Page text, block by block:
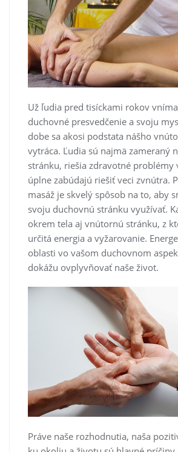
Už ľudia pred tisíckami rokov
duchovné presvedčenie a svoju
dobe sa akosi podstata nášho
vytráca. Ľudia sú najmä zameraný
stránku, riešia zdravotné problémy
úplne zabúdajú riešiť veci zvnútra.
masáž je skvelý spôsob na to, aby
svoju duchovnú stránku využívať.
okrem tela aj vnútornú stránku, z
určitá energia a vyžarovanie.
oblasti vo vašom duchovnom
dokážu ovplyvňovať naše život.
Práve naše rozhodnutia, naša